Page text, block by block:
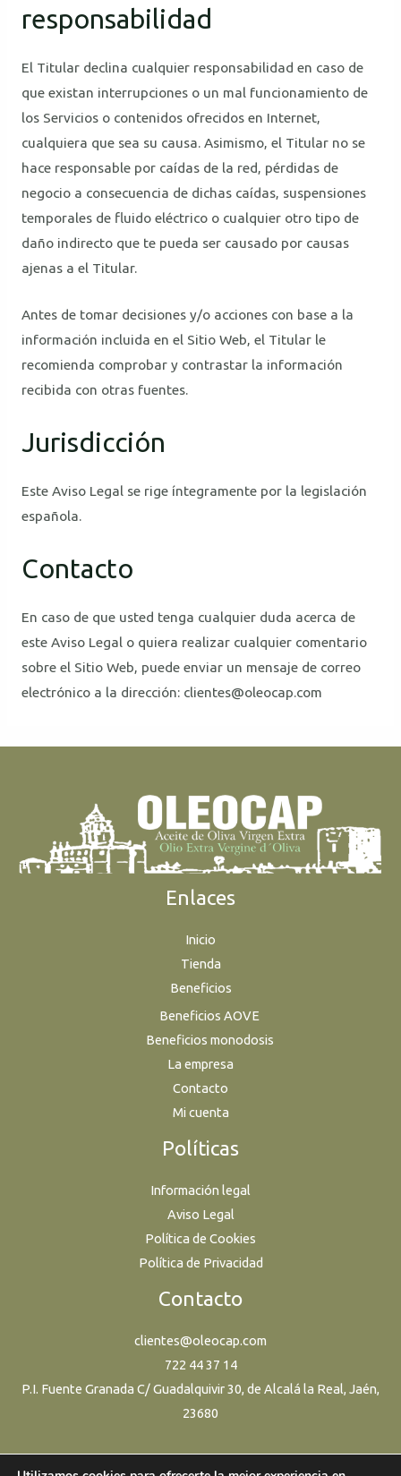
responsabilidad
El Titular declina cualquier responsabilidad en caso de
que existan interrupciones o un mal funcionamiento de
los Servicios o contenidos ofrecidos en Internet,
cualquiera que sea su causa. Asimismo, el Titular no se
hace responsable por caídas de la red, pérdidas de
negocio a consecuencia de dichas caídas, suspensiones
temporales de fluido eléctrico o cualquier otro tipo de
daño indirecto que te pueda ser causado por causas
ajenas a el Titular.
Antes de tomar decisiones y/o acciones con base a la
información incluida en el Sitio Web, el Titular le
recomienda comprobar y contrastar la información
recibida con otras fuentes.
Jurisdicción
Este Aviso Legal se rige íntegramente por la legislación
española.
Contacto
En caso de que usted tenga cualquier duda acerca de
este Aviso Legal o quiera realizar cualquier comentario
sobre el Sitio Web, puede enviar un mensaje de correo
electrónico a la dirección: clientes@oleocap.com
Enlaces
Inicio
Tienda
Beneficios
Beneficios AOVE
Beneficios monodosis
La empresa
Contacto
Mi cuenta
Políticas
Información legal
Aviso Legal
Política de Cookies
Política de Privacidad
Contacto
clientes@oleocap.com
722 44 37 14
P.I. Fuente Granada C/ Guadalquivir 30, de Alcalá la Real, Jaén,
23680